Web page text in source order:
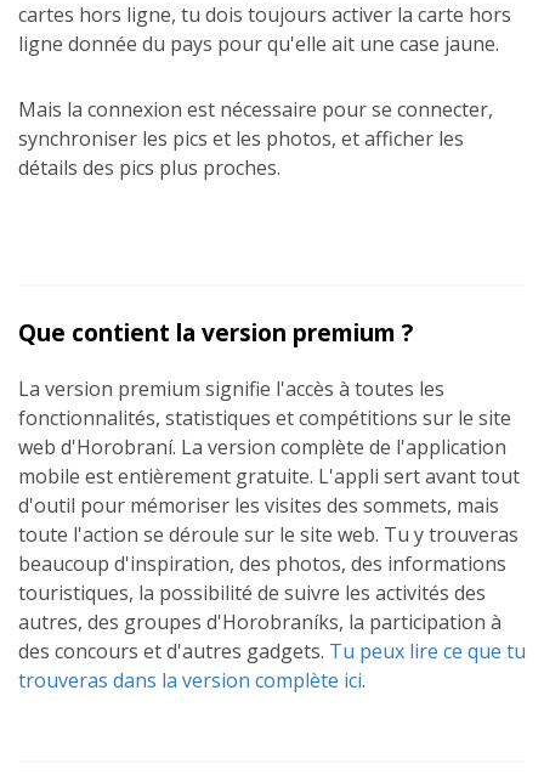
cartes hors ligne, tu dois toujours activer la carte hors
ligne donnée du pays pour qu'elle ait une case jaune.
Mais la connexion est nécessaire pour se connecter,
synchroniser les pics et les photos, et afficher les
détails des pics plus proches.
Que contient la version premium ?
La version premium signifie l'accès à toutes les
fonctionnalités, statistiques et compétitions sur le site
web d'Horobraní. La version complète de l'application
mobile est entièrement gratuite. L'appli sert avant tout
d'outil pour mémoriser les visites des sommets, mais
toute l'action se déroule sur le site web. Tu y trouveras
beaucoup d'inspiration, des photos, des informations
touristiques, la possibilité de suivre les activités des
autres, des groupes d'Horobraníks, la participation à
des concours et d'autres gadgets. Tu peux lire ce que tu
trouveras dans la version complète ici.